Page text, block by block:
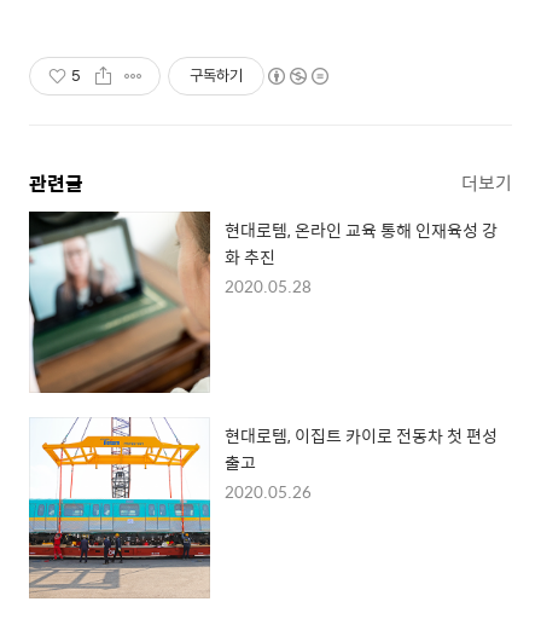
5 구독하기
관련글 더보기
현대로템, 온라인 교육 통해 인재육성 강
화 추진
2020.05.28
현대로템, 이집트 카이로 전동차 첫 편성
출고
2020.05.26